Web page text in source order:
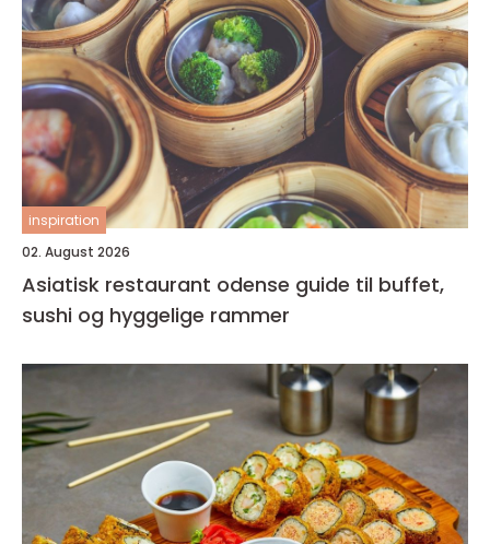
inspiration
02. August 2026
Asiatisk restaurant odense guide til buffet,
sushi og hyggelige rammer